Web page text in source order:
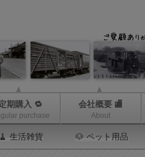
期購入 🔁
purchase
会社概要 🏬
About